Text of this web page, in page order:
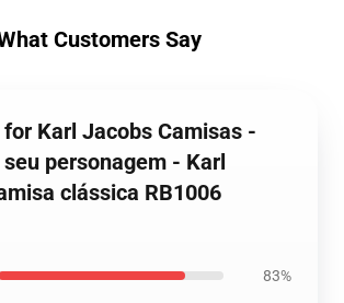
Customers Say
Karl Jacobs Camisas -
seu personagem - Karl
clássica RB1006
83%